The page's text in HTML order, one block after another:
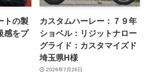
トの製
感をプ
カスタムハーレー：７９年
ショベル：リジットナロー
グライド：カスタマイズド
埼玉県H様
2026年7月26日